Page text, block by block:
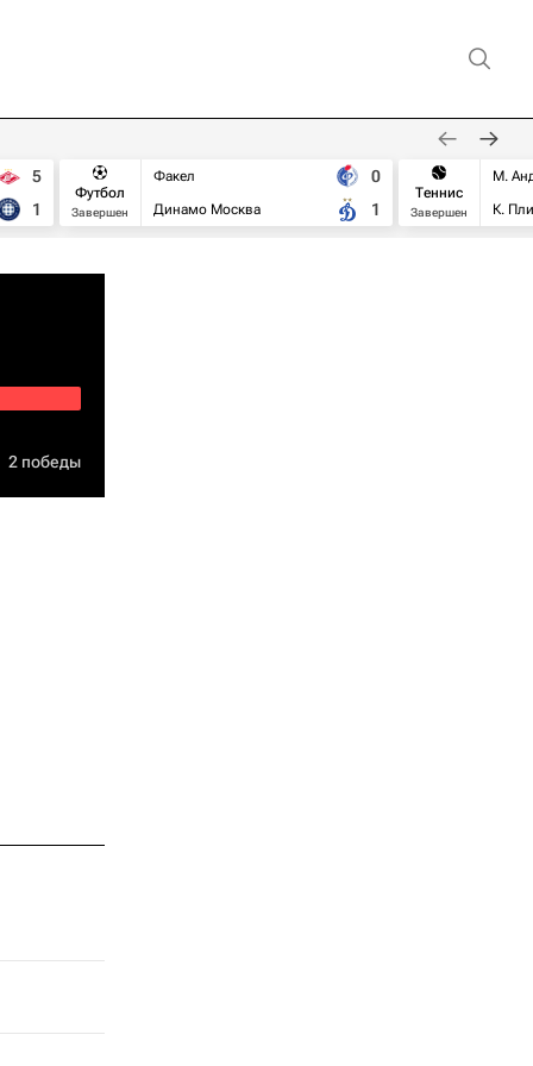
5
1
Футбол
Завершен
Факел
Динамо Москва
0
1
Теннис
Завершен
М.
К.
2 победы